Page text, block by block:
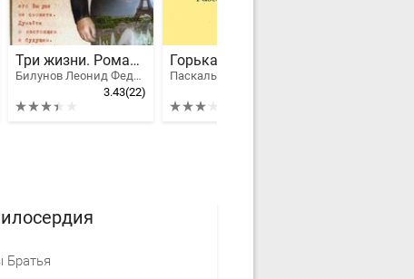
Три жизни. Роман-хроника
Билунов Леонид Федорович
3.43(22)
Горькая луна
Паскаль Брюкнер
Братья